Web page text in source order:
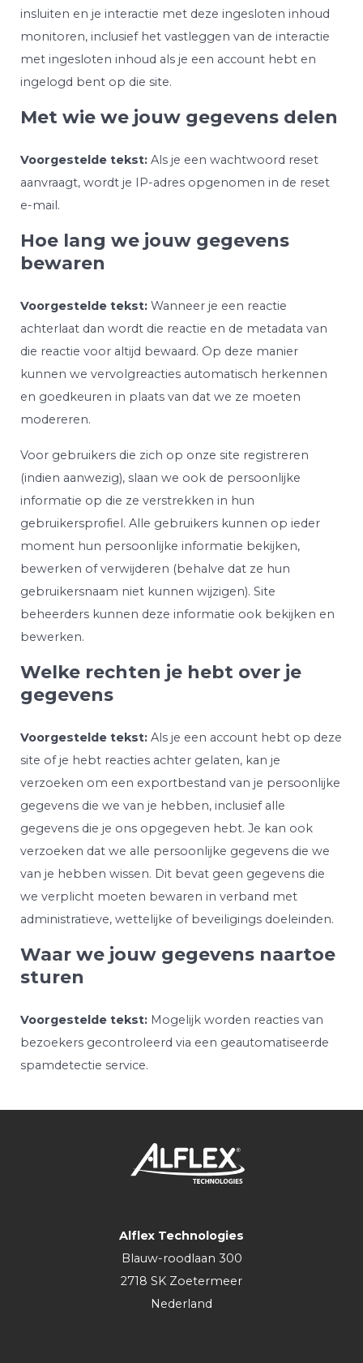
insluiten en je interactie met deze ingesloten inhoud
monitoren, inclusief het vastleggen van de interactie
met ingesloten inhoud als je een account hebt en
ingelogd bent op die site.
Met wie we jouw gegevens delen
Voorgestelde tekst: Als je een wachtwoord reset
aanvraagt, wordt je IP-adres opgenomen in de reset
e-mail.
Hoe lang we jouw gegevens
bewaren
Voorgestelde tekst: Wanneer je een reactie
achterlaat dan wordt die reactie en de metadata van
die reactie voor altijd bewaard. Op deze manier
kunnen we vervolgreacties automatisch herkennen
en goedkeuren in plaats van dat we ze moeten
modereren.
Voor gebruikers die zich op onze site registreren
(indien aanwezig), slaan we ook de persoonlijke
informatie op die ze verstrekken in hun
gebruikersprofiel. Alle gebruikers kunnen op ieder
moment hun persoonlijke informatie bekijken,
bewerken of verwijderen (behalve dat ze hun
gebruikersnaam niet kunnen wijzigen). Site
beheerders kunnen deze informatie ook bekijken en
bewerken.
Welke rechten je hebt over je
gegevens
Voorgestelde tekst: Als je een account hebt op deze
site of je hebt reacties achter gelaten, kan je
verzoeken om een exportbestand van je persoonlijke
gegevens die we van je hebben, inclusief alle
gegevens die je ons opgegeven hebt. Je kan ook
verzoeken dat we alle persoonlijke gegevens die we
van je hebben wissen. Dit bevat geen gegevens die
we verplicht moeten bewaren in verband met
administratieve, wettelijke of beveiligings doeleinden.
Waar we jouw gegevens naartoe
sturen
Voorgestelde tekst: Mogelijk worden reacties van
bezoekers gecontroleerd via een geautomatiseerde
spamdetectie service.
Alflex Technologies
Blauw-roodlaan 300
2718 SK Zoetermeer
Nederland